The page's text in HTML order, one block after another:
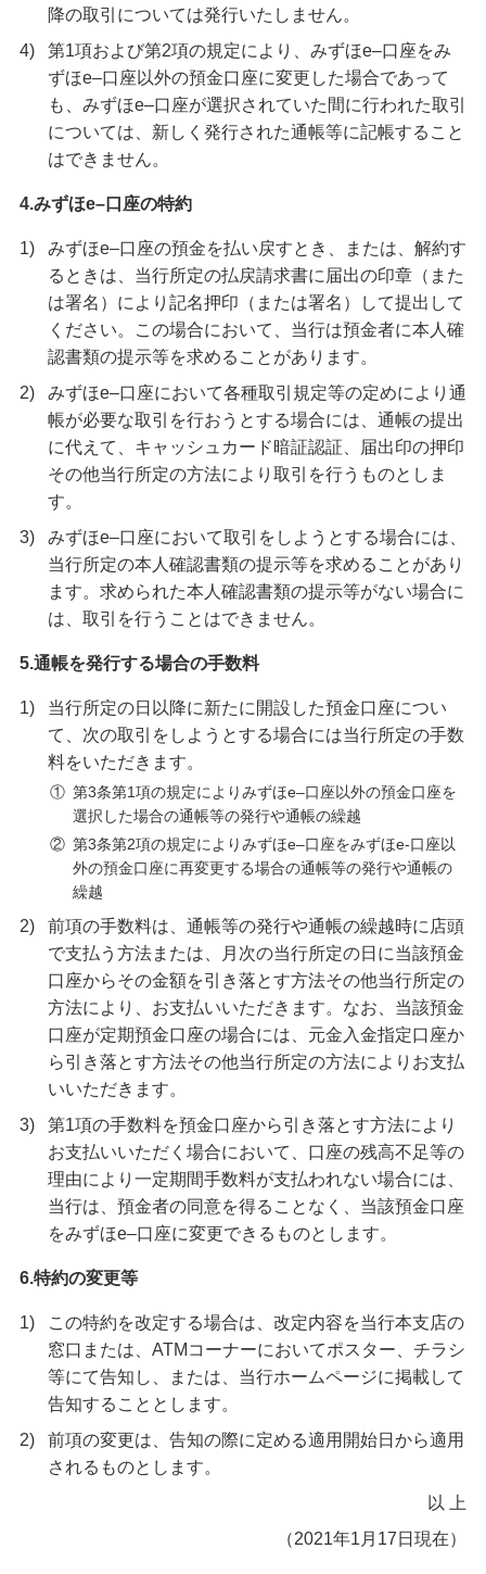
降の取引については発行いたしません。
4)
第1項および第2項の規定により、みずほe–口座をみ
ずほe–口座以外の預金口座に変更した場合であって
も、みずほe–口座が選択されていた間に行われた取引
については、新しく発行された通帳等に記帳すること
はできません。
4.みずほe–口座の特約
1)
みずほe–口座の預金を払い戻すとき、または、解約す
るときは、当行所定の払戻請求書に届出の印章（また
は署名）により記名押印（または署名）して提出して
ください。この場合において、当行は預金者に本人確
認書類の提示等を求めることがあります。
2)
みずほe–口座において各種取引規定等の定めにより通
帳が必要な取引を行おうとする場合には、通帳の提出
に代えて、キャッシュカード暗証認証、届出印の押印
その他当行所定の方法により取引を行うものとしま
す。
3)
みずほe–口座において取引をしようとする場合には、
当行所定の本人確認書類の提示等を求めることがあり
ます。求められた本人確認書類の提示等がない場合に
は、取引を行うことはできません。
5.通帳を発行する場合の手数料
1)
当行所定の日以降に新たに開設した預金口座につい
て、次の取引をしようとする場合には当行所定の手数
料をいただきます。
① 第3条第1項の規定によりみずほe–口座以外の預金口座を
選択した場合の通帳等の発行や通帳の繰越
② 第3条第2項の規定によりみずほe–口座をみずほe-口座以
外の預金口座に再変更する場合の通帳等の発行や通帳の
繰越
2)
前項の手数料は、通帳等の発行や通帳の繰越時に店頭
で支払う方法または、月次の当行所定の日に当該預金
口座からその金額を引き落とす方法その他当行所定の
方法により、お支払いいただきます。なお、当該預金
口座が定期預金口座の場合には、元金入金指定口座か
ら引き落とす方法その他当行所定の方法によりお支払
いいただきます。
3)
第1項の手数料を預金口座から引き落とす方法により
お支払いいただく場合において、口座の残高不足等の
理由により一定期間手数料が支払われない場合には、
当行は、預金者の同意を得ることなく、当該預金口座
をみずほe–口座に変更できるものとします。
6.特約の変更等
1)
この特約を改定する場合は、改定内容を当行本支店の
窓口または、ATMコーナーにおいてポスター、チラシ
等にて告知し、または、当行ホームページに掲載して
告知することとします。
2)
前項の変更は、告知の際に定める適用開始日から適用
されるものとします。
以 上
（2021年1月17日現在）